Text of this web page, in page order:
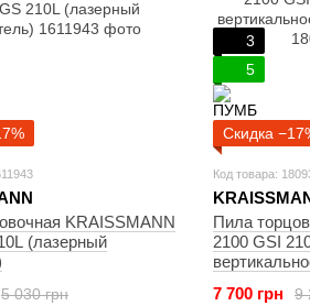
KRAISSMANN
(лазерный
5 030 грн
3
5
Скидка
Код товара:
Пила
2100 GSI
9
7 700 грн